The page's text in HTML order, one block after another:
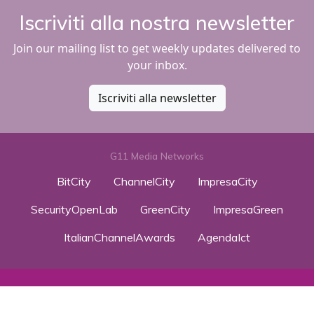
Iscriviti alla nostra newsletter
Join our mailing list to get weekly updates delivered to
your inbox.
Iscriviti alla newsletter
G11 Media Networks
BitCity ChannelCity
ImpresaCity
SecurityOpenLab
GreenCity
ImpresaGreen
ItalianChannelAwards
AgendaIct